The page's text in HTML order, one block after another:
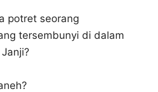
potret seorang
tersembunyi di dalam